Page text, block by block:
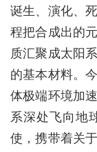
诞生、演化、
程把合成出的
质汇聚成太阳
的基本材料。
体极端环境加
系深处飞向地
使，携带着关